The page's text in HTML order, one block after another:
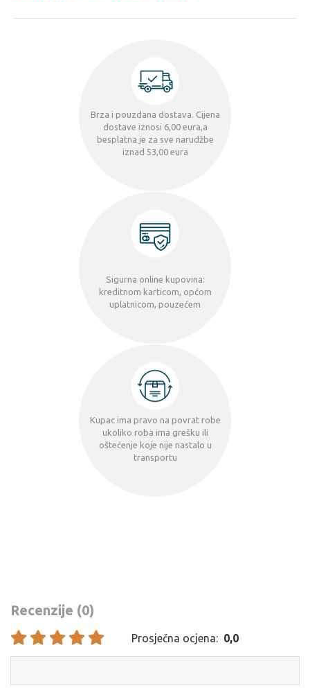
Brza i pouzdana dostava. Cijena
dostave iznosi 6,00 eura,a
besplatna je za sve narudžbe
iznad 53,00 eura
Sigurna online kupovina:
kreditnom karticom, općom
uplatnicom, pouzećem
Kupac ima pravo na povrat robe
ukoliko roba ima grešku ili
oštećenje koje nije nastalo u
transportu
Recenzije (0)
Prosječna ocjena: 0,0